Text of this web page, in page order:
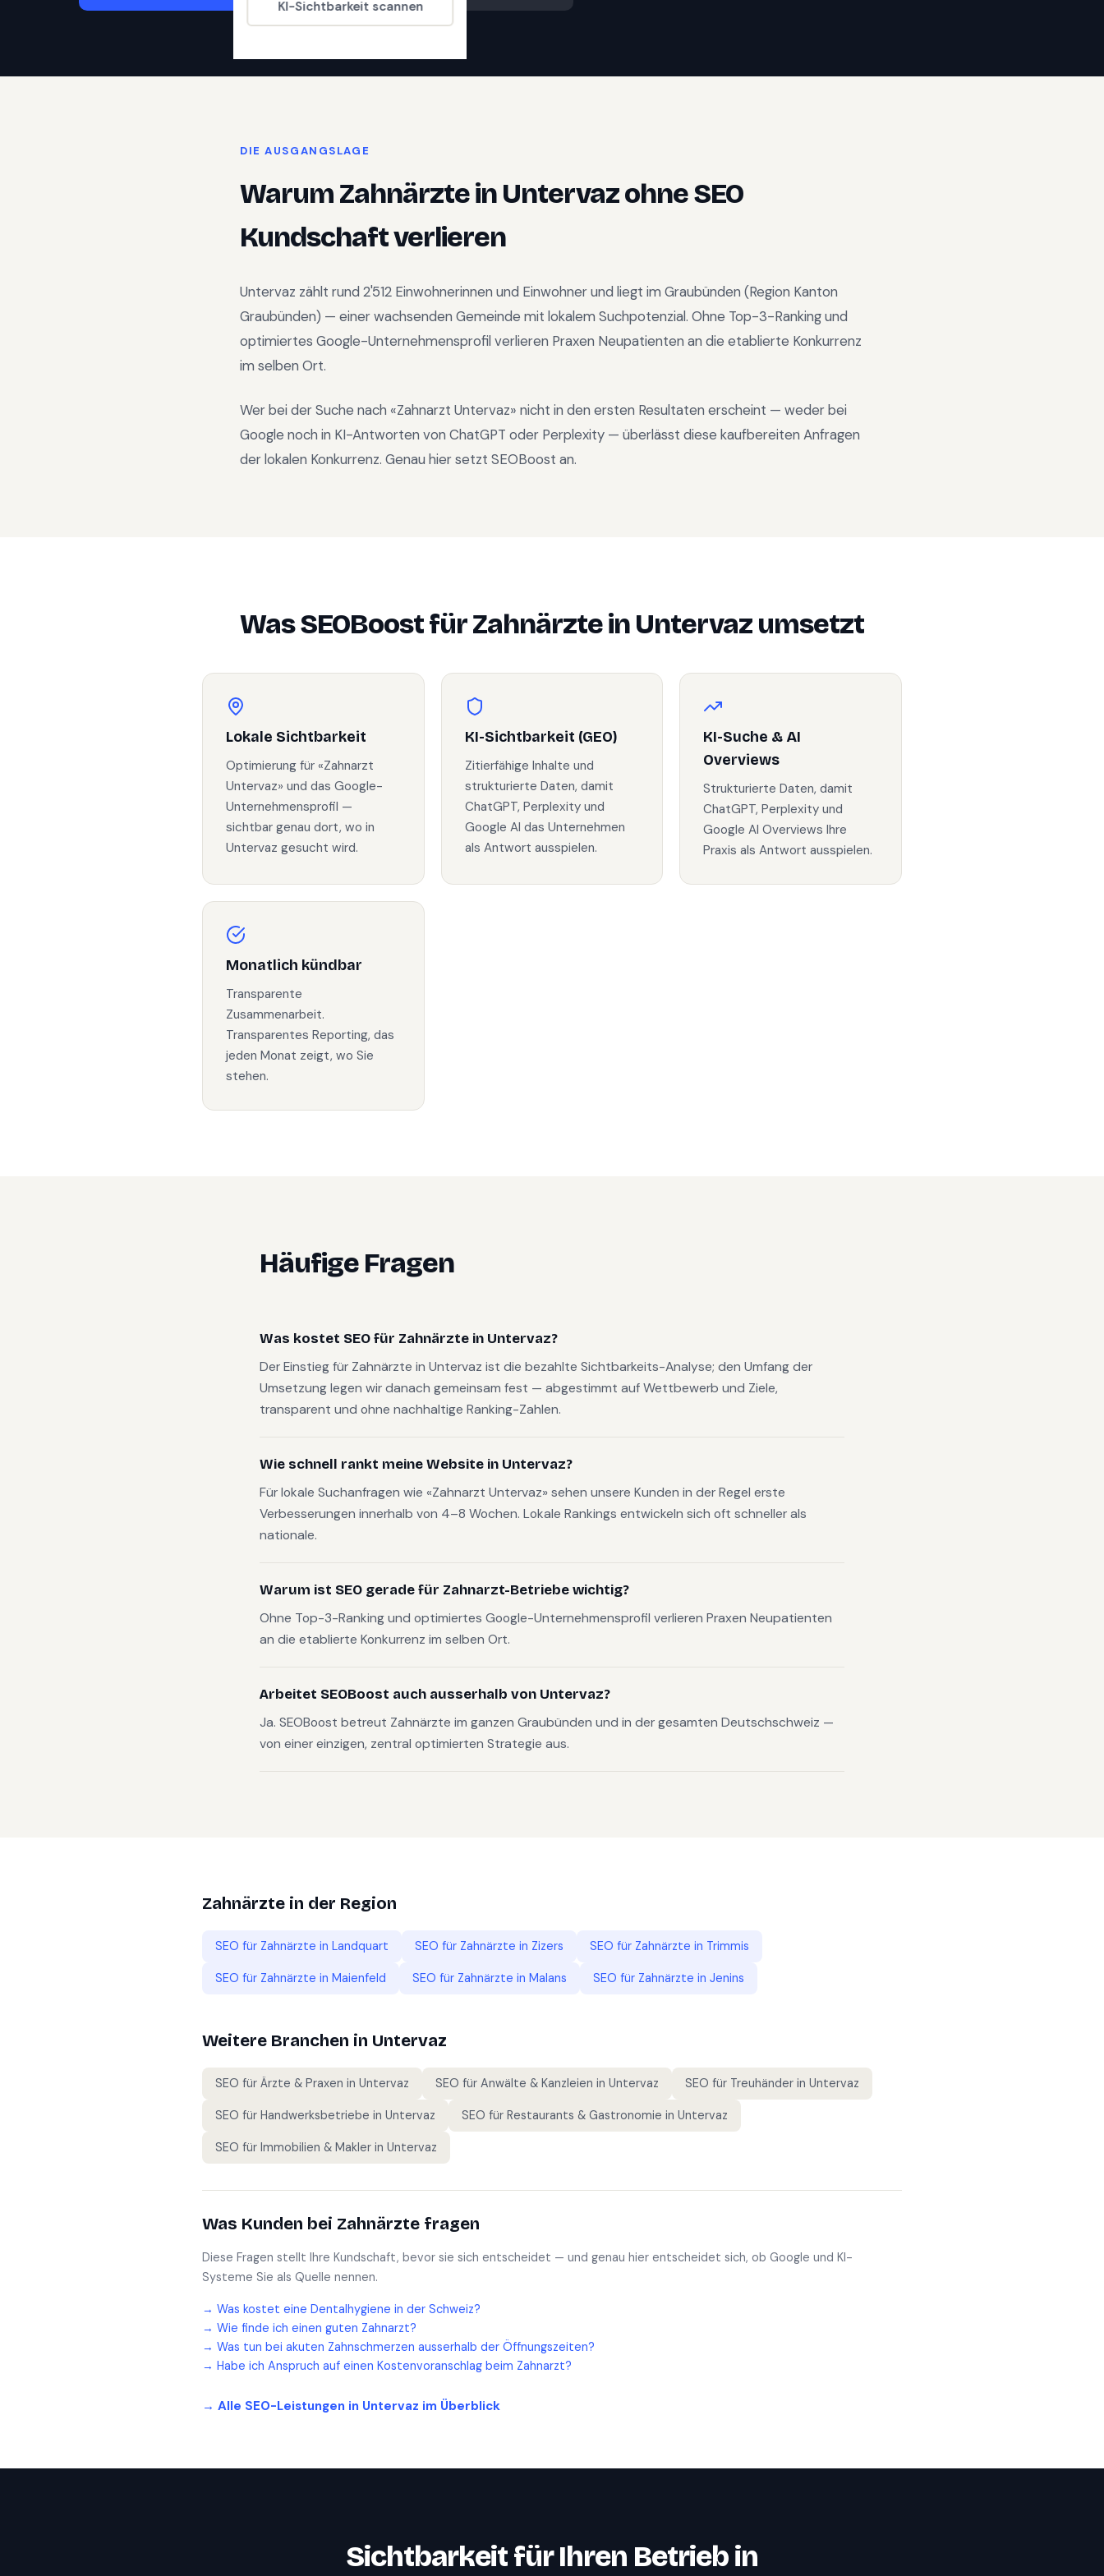
KI-Sichtbarkeit scannen
DIE AUSGANGSLAGE
Warum Zahnärztein Untervazohne SEO
Kundschaft verlieren
Untervaz zählt rund 2'512 Einwohnerinnen und Einwohner und liegt im Graubünden (Region Kanton
Graubünden) — einer wachsenden Gemeinde mit lokalem Suchpotenzial. Ohne Top-3-Ranking und
optimiertes Google-Unternehmensprofil verlieren Praxen Neupatienten an die etablierte Konkurrenz
im selben Ort.
Wer bei der Suche nach «Zahnarzt Untervaz» nicht in den ersten Resultaten erscheint — weder bei
Google noch in KI-Antworten von ChatGPT oder Perplexity — überlässt diese kaufbereiten Anfragen
der lokalen Konkurrenz. Genau hier setzt SEOBoost an.
Was SEOBoost fürZahnärztein Untervazumsetzt
Lokale Sichtbarkeit
Optimierung für «Zahnarzt
Untervaz» und das Google-
Unternehmensprofil —
sichtbar genau dort, wo in
Untervaz gesucht wird.
KI-Sichtbarkeit (GEO)
Zitierfähige Inhalte und
strukturierte Daten, damit
ChatGPT, Perplexity und
Google AI das Unternehmen
als Antwort ausspielen.
KI-Suche & AI
Overviews
Strukturierte Daten, damit
ChatGPT, Perplexity und
Google AI Overviews Ihre
Praxis als Antwort ausspielen.
Monatlich kündbar
Transparente
Zusammenarbeit.
Transparentes Reporting, das
jeden Monat zeigt, wo Sie
stehen.
Häufige Fragen
Was kostet SEO für Zahnärzte in Untervaz?
Der Einstieg für Zahnärzte in Untervaz ist die bezahlte Sichtbarkeits-Analyse; den Umfang der
Umsetzung legen wir danach gemeinsam fest — abgestimmt auf Wettbewerb und Ziele,
transparent und ohne nachhaltige Ranking-Zahlen.
Wie schnell rankt meine Website in Untervaz?
Für lokale Suchanfragen wie «Zahnarzt Untervaz» sehen unsere Kunden in der Regel erste
Verbesserungen innerhalb von 4–8 Wochen. Lokale Rankings entwickeln sich oft schneller als
nationale.
Warum ist SEO gerade für Zahnarzt-Betriebe wichtig?
Ohne Top-3-Ranking und optimiertes Google-Unternehmensprofil verlieren Praxen Neupatienten
an die etablierte Konkurrenz im selben Ort.
Arbeitet SEOBoost auch ausserhalb von Untervaz?
Ja. SEOBoost betreut Zahnärzte im ganzen Graubünden und in der gesamten Deutschschweiz —
von einer einzigen, zentral optimierten Strategie aus.
Zahnärzte in der Region
SEO für Zahnärzte in Landquart SEO für Zahnärzte in Zizers SEO für Zahnärzte in Trimmis
SEO für Zahnärzte in Maienfeld SEO für Zahnärzte in Malans SEO für Zahnärzte in Jenins
Weitere Branchen in Untervaz
SEO für Ärzte & Praxen in Untervaz SEO für Anwälte & Kanzleien in Untervaz SEO für Treuhänder in Untervaz
SEO für Handwerksbetriebe in Untervaz SEO für Restaurants & Gastronomie in Untervaz
SEO für Immobilien & Makler in Untervaz
Was Kunden bei Zahnärzte fragen
Diese Fragen stellt Ihre Kundschaft, bevor sie sich entscheidet — und genau hier entscheidet sich, ob Google und KI-
Systeme Sie als Quelle nennen.
→ Was kostet eine Dentalhygiene in der Schweiz?
→ Wie finde ich einen guten Zahnarzt?
→ Was tun bei akuten Zahnschmerzen ausserhalb der Öffnungszeiten?
→ Habe ich Anspruch auf einen Kostenvoranschlag beim Zahnarzt?
→ Alle SEO-Leistungen in Untervaz im Überblick
Sichtbarkeit für Ihren Betrieb in